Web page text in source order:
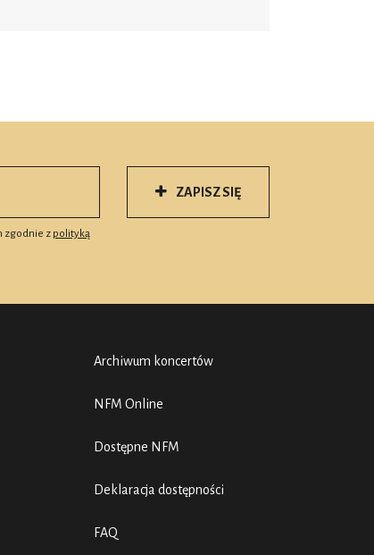
zgodnie z polityką
ZAPISZ SIĘ
Archiwum koncertów
NFM Online
Dostępne NFM
Deklaracja dostępności
FAQ